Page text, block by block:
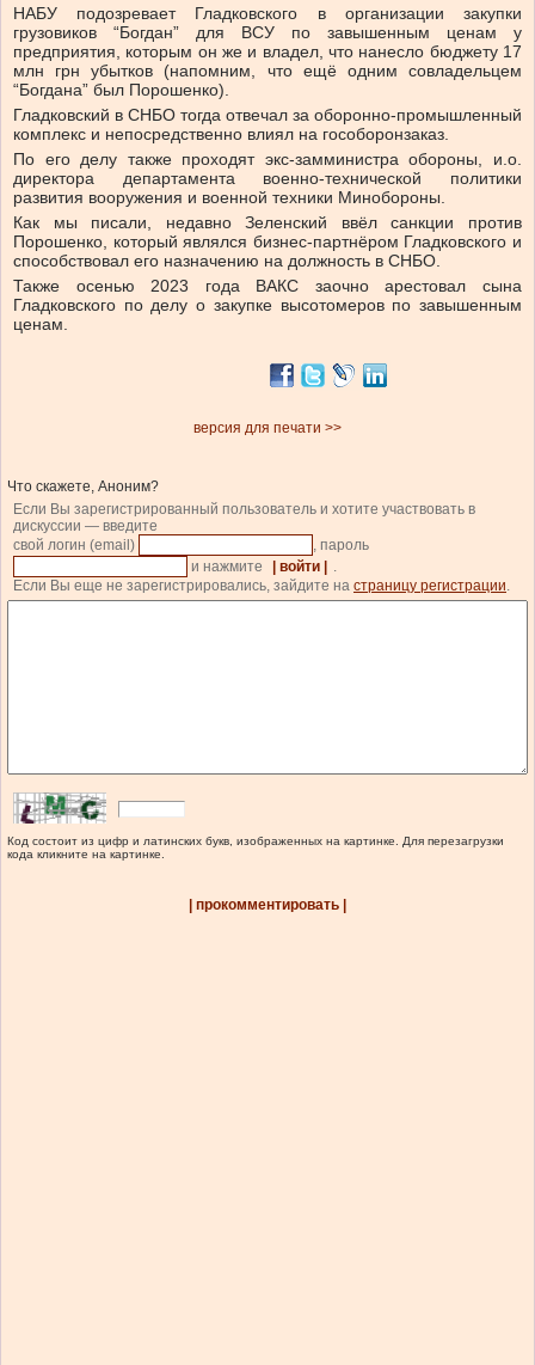
​НАБУ подозревает Гладковского в организации закупки
грузовиков “Богдан” для ВСУ по завышенным ценам у
предприятия, которым он же и владел, что нанесло бюджету 17
млн ​​грн убытков (напомним, что ещё одним совладельцем
“Богдана” был Порошенко).
Гладковский в СНБО тогда отвечал за оборонно-промышленный
комплекс и непосредственно влиял на гособоронзаказ.
По его делу также проходят экс-замминистра обороны, и.о.
директора департамента военно-технической политики
развития вооружения и военной техники Минобороны.
Как мы писали, недавно Зеленский ввёл санкции против
Порошенко, который являлся бизнес-партнёром Гладковского и
способствовал его назначению на должность в СНБО.
Также осенью 2023 года ВАКС заочно арестовал сына
Гладковского по делу о закупке высотомеров по завышенным
ценам.
версия для печати >>
Что скажете, Аноним?
Если Вы зарегистрированный пользователь и хотите участвовать в
дискуссии — введите
свой логин (email)
, пароль
и нажмите
| войти |
.
Если Вы еще не зарегистрировались, зайдите на страницу регистрации.
Код состоит из цифр и латинских букв, изображенных на картинке. Для перезагрузки
кода кликните на картинке.
| прокомментировать |